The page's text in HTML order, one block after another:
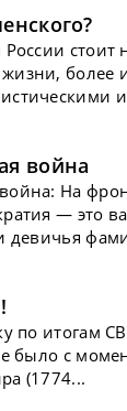
стоит
более
война
На
— это
девичья
по итогам
было с
(1774...